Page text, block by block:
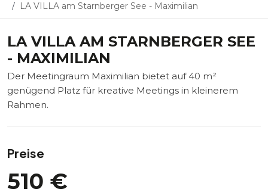
LA VILLA am Starnberger See - Maximilian
LA VILLA AM STARNBERGER SEE
- MAXIMILIAN
Der Meetingraum Maximilian bietet auf 40 m²
genügend Platz für kreative Meetings in kleinerem
Rahmen.
Preise
510 €